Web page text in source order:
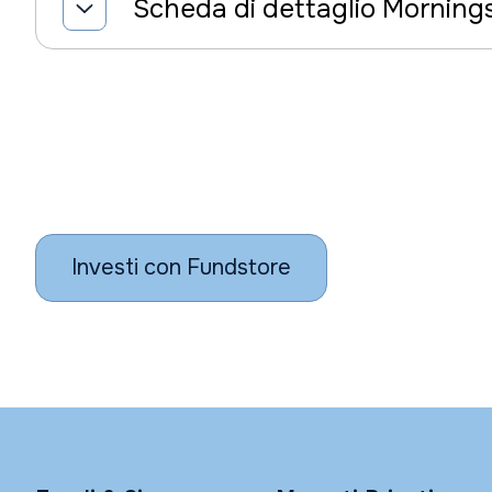
Scheda di dettaglio
Investi con Fundstore